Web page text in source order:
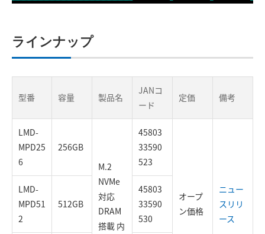
ラインナップ
型番 容量 製品名
JANコ
ード
定価 備考
LMD-
MPD25
6
256GB
M.2
NVMe
対応
DRAM
搭載 内
45803
33590
523
オープ
ン価格
ニュー
スリリ
ース
LMD-
MPD51
2
512GB
45803
33590
530